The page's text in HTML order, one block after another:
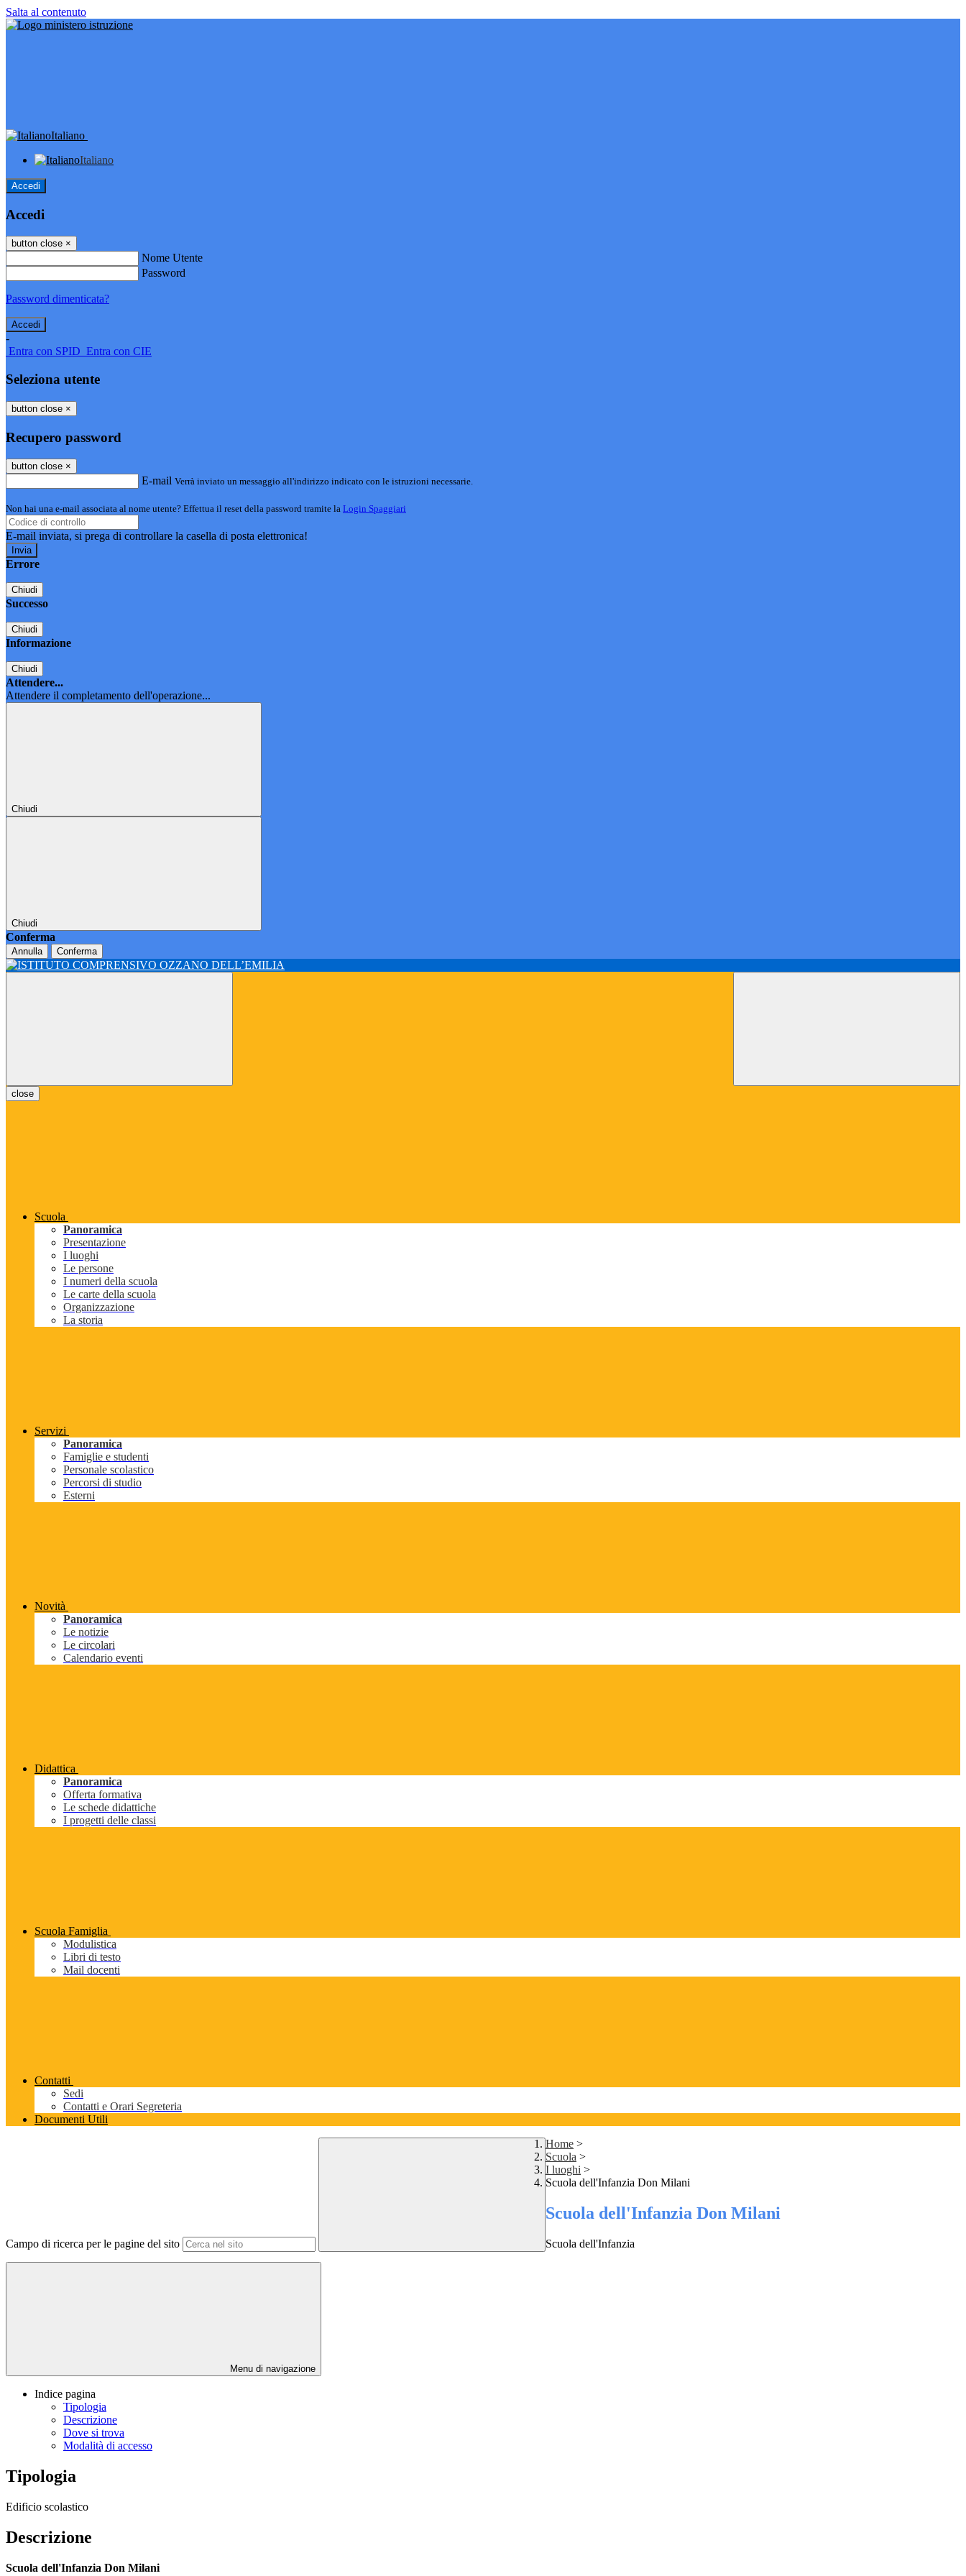
Salta al contenuto
Italiano
Italiano
Accedi
Accedi
button close ×
Nome Utente
Password
Password dimenticata?
-
Entra con SPID Entra con CIE
Seleziona utente
button close ×
Recupero password
button close ×
E-mail Verrà inviato un messaggio all'indirizzo indicato con le istruzioni necessarie.
Non hai una e-mail associata al nome utente? Effettua il reset della password tramite la Login Spaggiari
E-mail inviata, si prega di controllare la casella di posta elettronica!
Errore
Chiudi
Successo
Chiudi
Informazione
Chiudi
Attendere...
Attendere il completamento dell'operazione...
Chiudi
Chiudi
Conferma
Annulla Conferma
close
Scuola
Panoramica
Presentazione
I luoghi
Le persone
I numeri della scuola
Le carte della scuola
Organizzazione
La storia
Servizi
Panoramica
Famiglie e studenti
Personale scolastico
Percorsi di studio
Esterni
Novità
Panoramica
Le notizie
Le circolari
Calendario eventi
Didattica
Panoramica
Offerta formativa
Le schede didattiche
I progetti delle classi
Scuola Famiglia
Modulistica
Libri di testo
Mail docenti
Contatti
Sedi
Contatti e Orari Segreteria
Documenti Utili
Campo di ricerca per le pagine del sito
Home >
Scuola >
I luoghi >
Scuola dell'Infanzia Don Milani
Scuola dell'Infanzia Don Milani
Scuola dell'Infanzia
Menu di navigazione
Indice pagina
Tipologia
Descrizione
Dove si trova
Modalità di accesso
Tipologia
Edificio scolastico
Descrizione
Scuola dell'Infanzia Don Milani